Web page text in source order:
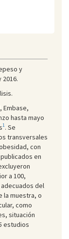
y
Embase,
hasta mayo
1. Se
transversales
con
en
a 100,
del
la muestra, o
como
situación
estudios